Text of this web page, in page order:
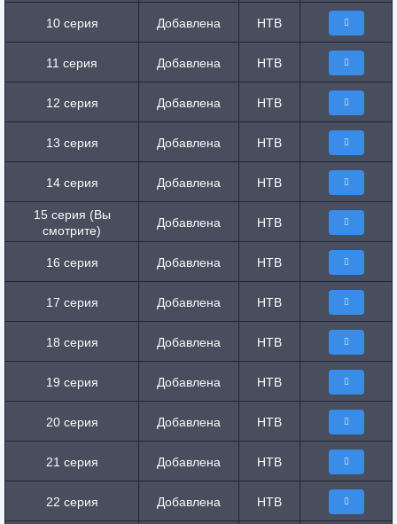
10 серия Добавлена НТВ
11 серия Добавлена НТВ
12 серия Добавлена НТВ
13 серия Добавлена НТВ
14 серия Добавлена НТВ
15 серия (Вы
смотрите)
Добавлена НТВ
16 серия Добавлена НТВ
17 серия Добавлена НТВ
18 серия Добавлена НТВ
19 серия Добавлена НТВ
20 серия Добавлена НТВ
21 серия Добавлена НТВ
22 серия Добавлена НТВ